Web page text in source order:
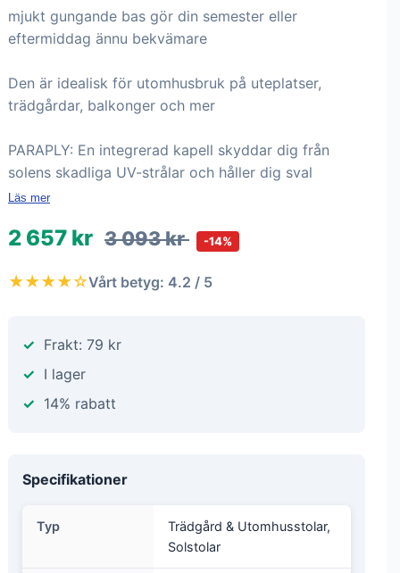
mjukt gungande bas gör din semester eller
eftermiddag ännu bekvämare
Den är idealisk för utomhusbruk på uteplatser,
trädgårdar, balkonger och mer
PARAPLY: En integrerad kapell skyddar dig från
solens skadliga UV-strålar och håller dig sval
Läs mer
2 657 kr 3 093 kr -14%
★★★★☆Vårt betyg: 4.2 / 5
Frakt: 79 kr
I lager
14% rabatt
Specifikationer
Typ
Trädgård & Utomhusstolar,
Solstolar